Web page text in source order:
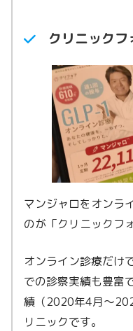
クリニックフ
マンジャロをオンラ
のが「クリニックフ
オンライン診療だけ
での診察実績も豊富
績（2020年4月〜
リニックです。